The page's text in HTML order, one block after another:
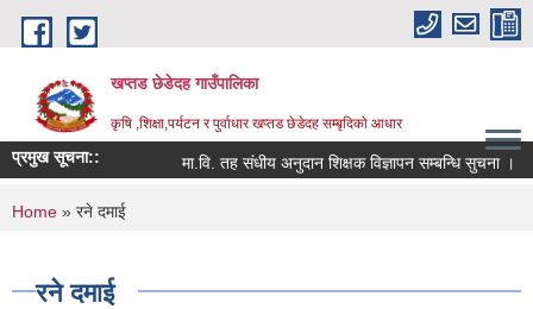
Skip to main content
खप्तड छेडेदह गाउँपालिका
कृषि ,शिक्षा,पर्यटन र पुर्वाधार खप्तड छेडेदह सम्बृदिको आधार
प्रमुख सूचना:: मा.वि. तह संधीय अनुदान शिक्षक विज्ञापन सम्बन्धि सुचना ।
You are here
Home » रने दमाई
रने दमाई